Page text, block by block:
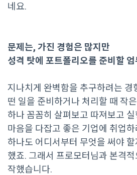
네요.
문제는, 가진 경험은 많지만
성격 탓에 포트폴리오를 준비할
지나치게 완벽함을 추구하려는 경
떤 일을 준비하거나 처리할 때 작
하나 꼼꼼히 살펴보고 따져보고
마음을 다잡고 좋은 기업에 취업
하나도 어디서부터 무엇을 써야
했죠. 그래서 프로모터님과 본격적
작했습니다.